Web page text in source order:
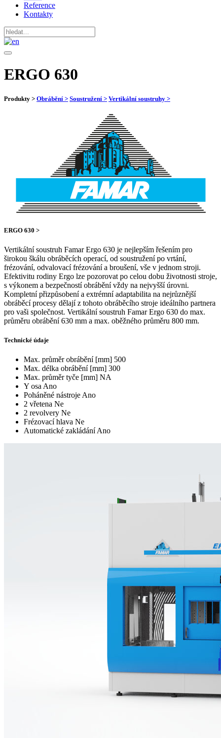
Reference
Kontakty
ERGO 630
Produkty > Obrábění > Soustružení > Vertikální soustruhy >
ERGO 630 >
Vertikální soustruh Famar Ergo 630 je nejlepším řešením pro
širokou škálu obráběcích operací, od soustružení po vrtání,
frézování, odvalovací frézování a broušení, vše v jednom stroji.
Efektivitu rodiny Ergo lze pozorovat po celou dobu životnosti stroje,
s výkonem a bezpečností obrábění vždy na nejvyšší úrovni.
Kompletní přizpůsobení a extrémní adaptabilita na nejrůznější
obráběcí procesy dělají z tohoto obráběcího stroje ideálního partnera
pro vaši společnost. Vertikální soustruh Famar Ergo 630 do max.
průměru obrábění 630 mm a max. oběžného průměru 800 mm.
Technické údaje
Max. průměr obrábění [mm] 500
Max. délka obrábění [mm] 300
Max. průměr tyče [mm] NA
Y osa Ano
Poháněné nástroje Ano
2 vřetena Ne
2 revolvery Ne
Frézovací hlava Ne
Automatické zakládání Ano